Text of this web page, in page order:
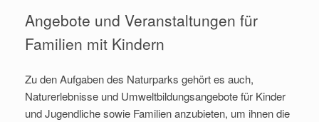
Angebote und Veranstaltungen für
Familien mit Kindern
Zu den Aufgaben des Naturparks gehört es auch,
Naturerlebnisse und Umweltbildungsangebote für Kinder
und Jugendliche sowie Familien anzubieten, um ihnen die